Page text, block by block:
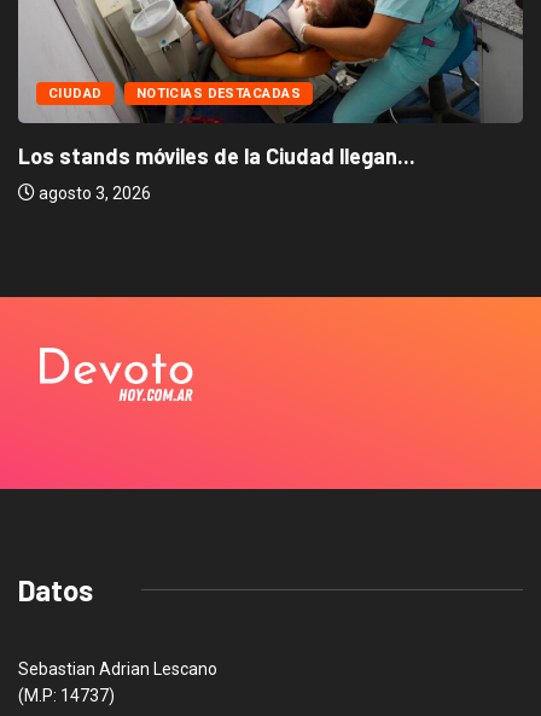
CIUDAD NOTICIAS DESTACADAS
Los stands móviles de la Ciudad llegan...
agosto 3, 2026
Datos
Sebastian Adrian Lescano
(M.P: 14737)